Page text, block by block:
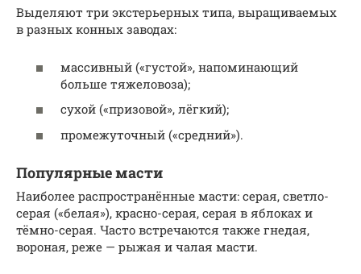
Выделяют три экстерьерных типа, выращиваемых
в разных конных заводах:
массивный («густой», напоминающий
больше тяжеловоза);
сухой («призовой», лёгкий);
промежуточный («средний»).
Популярные масти
Наиболее распространённые масти: серая, светло-
серая («белая»), красно-серая, серая в яблоках и
тёмно-серая. Часто встречаются также гнедая,
вороная, реже — рыжая и чалая масти.